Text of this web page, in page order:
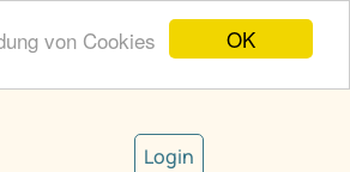
OK
von Cookies
Login